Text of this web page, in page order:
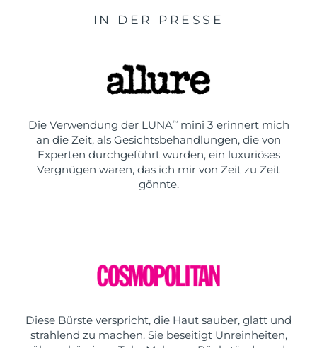
IN DER PRESSE
Die Verwendung der LUNATMmini 3 erinnert mich
an die Zeit, als Gesichtsbehandlungen, die von
Experten durchgeführt wurden, ein luxuriöses
Vergnügen waren, das ich mir von Zeit zu Zeit
gönnte.
Diese Bürste verspricht, die Haut sauber, glatt und
strahlend zu machen. Sie beseitigt Unreinheiten,